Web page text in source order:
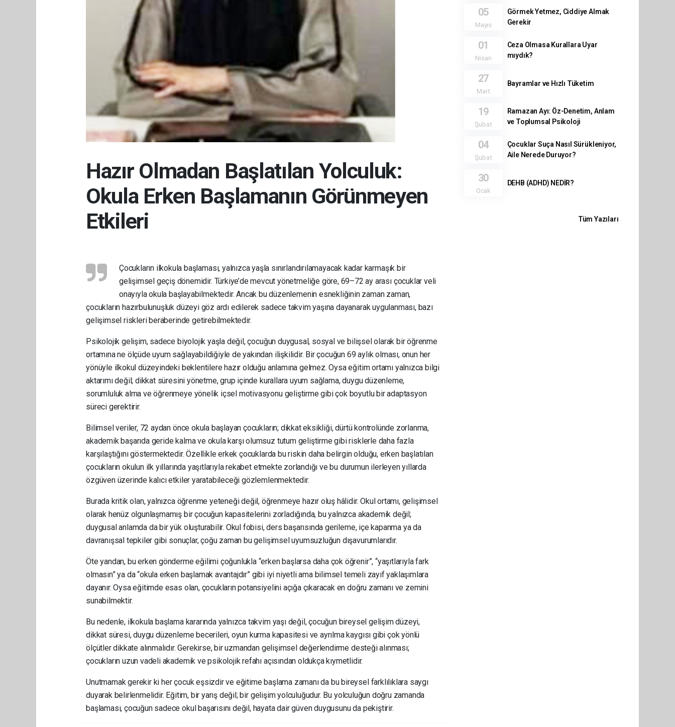
Hazır Olmadan Başlatılan Yolculuk:
Okula Erken Başlamanın Görünmeyen
Etkileri
Çocukların ilkokula başlaması, yalnızca yaşla sınırlandırılamayacak kadar karmaşık bir
gelişimsel geçiş dönemidir. Türkiye’de mevcut yönetmeliğe göre, 69–72 ay arası çocuklar veli
onayıyla okula başlayabilmektedir. Ancak bu düzenlemenin esnekliğinin zaman zaman,
çocukların hazırbulunuşluk düzeyi göz ardı edilerek sadece takvim yaşına dayanarak uygulanması, bazı
gelişimsel riskleri beraberinde getirebilmektedir.
Psikolojik gelişim, sadece biyolojik yaşla değil, çocuğun duygusal, sosyal ve bilişsel olarak bir öğrenme
ortamına ne ölçüde uyum sağlayabildiğiyle de yakından ilişkilidir. Bir çocuğun 69 aylık olması, onun her
yönüyle ilkokul düzeyindeki beklentilere hazır olduğu anlamına gelmez. Oysa eğitim ortamı yalnızca bilgi
aktarımı değil; dikkat süresini yönetme, grup içinde kurallara uyum sağlama, duygu düzenleme,
sorumluluk alma ve öğrenmeye yönelik içsel motivasyonu geliştirme gibi çok boyutlu bir adaptasyon
süreci gerektirir.
Bilimsel veriler, 72 aydan önce okula başlayan çocukların; dikkat eksikliği, dürtü kontrolünde zorlanma,
akademik başarıda geride kalma ve okula karşı olumsuz tutum geliştirme gibi risklerle daha fazla
karşılaştığını göstermektedir. Özellikle erkek çocuklarda bu riskin daha belirgin olduğu, erken başlatılan
çocukların okulun ilk yıllarında yaşıtlarıyla rekabet etmekte zorlandığı ve bu durumun ilerleyen yıllarda
özgüven üzerinde kalıcı etkiler yaratabileceği gözlemlenmektedir.
Burada kritik olan, yalnızca öğrenme yeteneği değil, öğrenmeye hazır oluş hâlidir. Okul ortamı, gelişimsel
olarak henüz olgunlaşmamış bir çocuğun kapasitelerini zorladığında, bu yalnızca akademik değil;
duygusal anlamda da bir yük oluşturabilir. Okul fobisi, ders başarısında gerileme, içe kapanma ya da
davranışsal tepkiler gibi sonuçlar, çoğu zaman bu gelişimsel uyumsuzluğun dışavurumlarıdır.
Öte yandan, bu erken gönderme eğilimi çoğunlukla “erken başlarsa daha çok öğrenir”, “yaşıtlarıyla fark
olmasın” ya da “okula erken başlamak avantajdır” gibi iyi niyetli ama bilimsel temeli zayıf yaklaşımlara
dayanır. Oysa eğitimde esas olan, çocukların potansiyelini açığa çıkaracak en doğru zamanı ve zemini
sunabilmektir.
Bu nedenle, ilkokula başlama kararında yalnızca takvim yaşı değil, çocuğun bireysel gelişim düzeyi,
dikkat süresi, duygu düzenleme becerileri, oyun kurma kapasitesi ve ayrılma kaygısı gibi çok yönlü
ölçütler dikkate alınmalıdır. Gerekirse, bir uzmandan gelişimsel değerlendirme desteği alınması;
çocukların uzun vadeli akademik ve psikolojik refahı açısından oldukça kıymetlidir.
Unutmamak gerekir ki her çocuk eşsizdir ve eğitime başlama zamanı da bu bireysel farklılıklara saygı
duyarak belirlenmelidir. Eğitim, bir yarış değil; bir gelişim yolculuğudur. Bu yolculuğun doğru zamanda
başlaması, çocuğun sadece okul başarısını değil, hayata dair güven duygusunu da pekiştirir.
05
Mayıs
Görmek Yetmez, Ciddiye Almak
Gerekir
01
Nisan
Ceza Olmasa Kurallara Uyar
mıydık?
27
Mart
Bayramlar ve Hızlı Tüketim
19
Şubat
Ramazan Ayı: Öz-Denetim, Anlam
ve Toplumsal Psikoloji
04
Şubat
Çocuklar Suça Nasıl Sürükleniyor,
Aile Nerede Duruyor?
30
Ocak
DEHB (ADHD) NEDİR?
Tüm Yazıları